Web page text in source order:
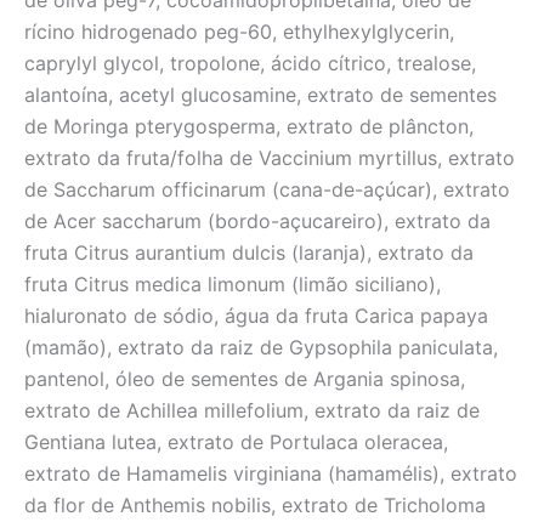
rícino hidrogenado peg-60, ethylhexylglycerin,
caprylyl glycol, tropolone, ácido cítrico, trealose,
alantoína, acetyl glucosamine, extrato de sementes
de Moringa pterygosperma, extrato de plâncton,
extrato da fruta/folha de Vaccinium myrtillus, extrato
de Saccharum officinarum (cana-de-açúcar), extrato
de Acer saccharum (bordo-açucareiro), extrato da
fruta Citrus aurantium dulcis (laranja), extrato da
fruta Citrus medica limonum (limão siciliano),
hialuronato de sódio, água da fruta Carica papaya
(mamão), extrato da raiz de Gypsophila paniculata,
pantenol, óleo de sementes de Argania spinosa,
extrato de Achillea millefolium, extrato da raiz de
Gentiana lutea, extrato de Portulaca oleracea,
extrato de Hamamelis virginiana (hamamélis), extrato
da flor de Anthemis nobilis, extrato de Tricholoma